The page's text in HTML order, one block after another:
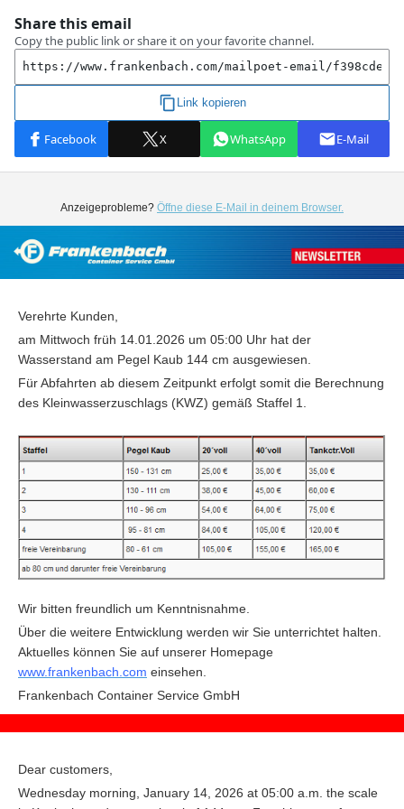
Anzeigeprobleme? Öffne diese E-Mail in deinem Browser.
Verehrte Kunden,
am Mittwoch früh 14.01.2026 um 05:00 Uhr hat der
Wasserstand am Pegel Kaub 144 cm ausgewiesen.
Für Abfahrten ab diesem Zeitpunkt erfolgt somit die Berechnung
des Kleinwasserzuschlags (KWZ) gemäß Staffel 1.
Wir bitten freundlich um Kenntnisnahme.
Über die weitere Entwicklung werden wir Sie unterrichtet halten.
Aktuelles können Sie auf unserer Homepage
www.frankenbach.com einsehen.
Frankenbach Container Service GmbH
Dear customers,
Wednesday morning, January 14, 2026 at 05:00 a.m. the scale